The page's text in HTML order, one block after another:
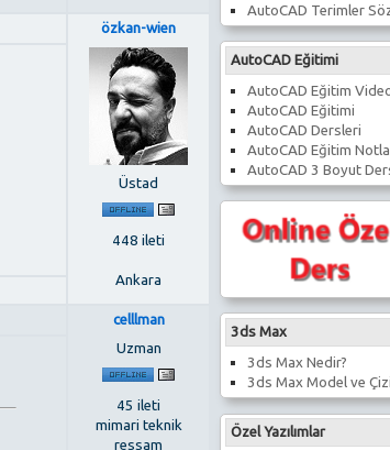
AutoCAD Terimler
AutoCAD Eğitimi
AutoCAD Eğitim
AutoCAD Eğitimi
AutoCAD Dersleri
AutoCAD Eğitim
AutoCAD 3 Boyut
3ds Max
3ds Max Nedir?
3ds Max Model ve
Özel Yazılımlar
özkan-wien
Üstad
448 ileti
Ankara
celllman
Uzman
45 ileti
mimari teknik
ressam